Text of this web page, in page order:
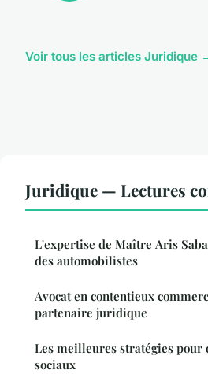
Voir tous les articles Juridique
Juridique — Lectures
L'expertise de Maître Aris
des automobilistes
Avocat en contentieux
partenaire juridique
Les meilleures stratégies pour
sociaux